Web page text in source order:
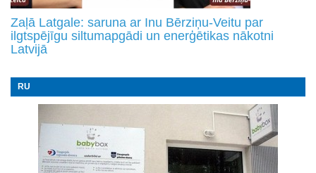
Zaļā Latgale: saruna ar Inu Bērziņu-Veitu par
ilgtspējīgu siltumapgādi un enerģētikas nākotni
Latvijā
RU